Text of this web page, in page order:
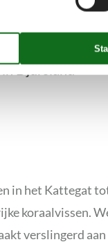
Djursland
in het Kattegat
koraalvissen.
verslingerd aan